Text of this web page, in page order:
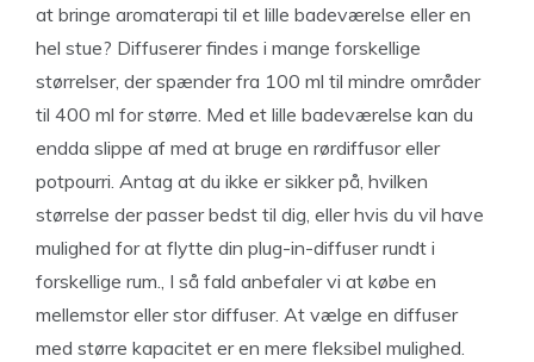
at bringe aromaterapi til et lille badeværelse eller en
hel stue? Diffuserer findes i mange forskellige
størrelser, der spænder fra 100 ml til mindre områder
til 400 ml for større. Med et lille badeværelse kan du
endda slippe af med at bruge en rørdiffusor eller
potpourri. Antag at du ikke er sikker på, hvilken
størrelse der passer bedst til dig, eller hvis du vil have
mulighed for at flytte din plug-in-diffuser rundt i
forskellige rum., I så fald anbefaler vi at købe en
mellemstor eller stor diffuser. At vælge en diffuser
med større kapacitet er en mere fleksibel mulighed.